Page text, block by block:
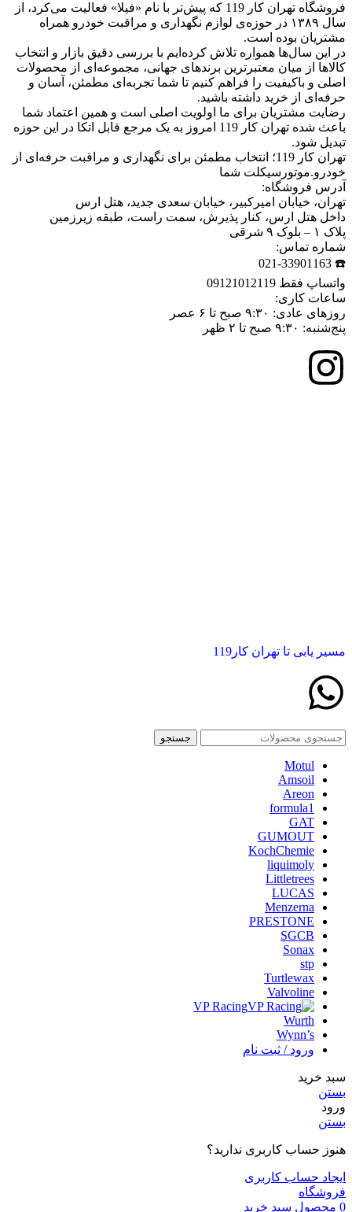
فروشگاه تهران کار 119 که پیش‌تر با نام «فیلا» فعالیت می‌کرد، از
سال ۱۳۸۹ در حوزه‌ی لوازم نگهداری و مراقبت خودرو همراه
مشتریان بوده است.
در این سال‌ها همواره تلاش کرده‌ایم با بررسی دقیق بازار و انتخاب
کالاها از میان معتبرترین برندهای جهانی، مجموعه‌ای از محصولات
اصلی و باکیفیت را فراهم کنیم تا شما تجربه‌ای مطمئن، آسان و
حرفه‌ای از خرید داشته باشید.
رضایت مشتریان برای ما اولویت اصلی است و همین اعتماد شما
باعث شده تهران کار 119 امروز به یک مرجع قابل اتکا در این حوزه
تبدیل شود.
تهران کار 119؛ انتخاب مطمئن برای نگهداری و مراقبت حرفه‌ای از
خودرو.موتورسیکلت شما
آدرس فروشگاه:
تهران، خیابان امیرکبیر، خیابان سعدی جدید، هتل ارس
داخل هتل ارس، کنار پذیرش، سمت راست، طبقه زیرزمین
پلاک ۱ – بلوک ۹ شرقی
شماره تماس:
☎️ 021-33901163
واتساپ فقط 09121012119
ساعات کاری:
روزهای عادی: ۹:۳۰ صبح تا ۶ عصر
پنج‌شنبه: ۹:۳۰ صبح تا ۲ ظهر
مسیر یابی تا تهران کار119
جستجو
Motul
Amsoil
Areon
formula1
GAT
GUMOUT
KochChemie
liquimoly
Littletrees
LUCAS
Menzerna
PRESTONE
SGCB
Sonax
stp
Turtlewax
Valvoline
VP Racing
Wurth
Wynn’s
ورود / ثبت نام
سبد خرید
بستن
ورود
بستن
هنوز حساب کاربری ندارید؟
ایجاد حساب کاربری
فروشگاه
0 محصول سبد خرید